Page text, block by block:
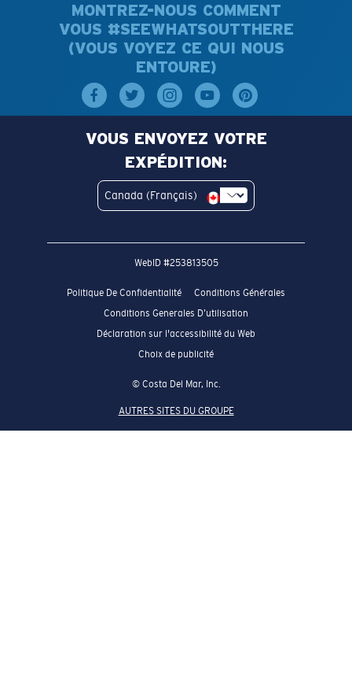
MONTREZ-NOUS COMMENT
VOUS #SEEWHATSOUTTHERE
(VOUS VOYEZ CE QUI NOUS
ENTOURE)
VOUS ENVOYEZ VOTRE
EXPÉDITION:
Canada (Français)
WebID #253813505
Politique De Confidentialité
Conditions Générales
Conditions Generales D’utilisation
Déclaration sur l'accessibilité du Web
Choix de publicité
© Costa Del Mar, Inc.
AUTRES SITES DU GROUPE